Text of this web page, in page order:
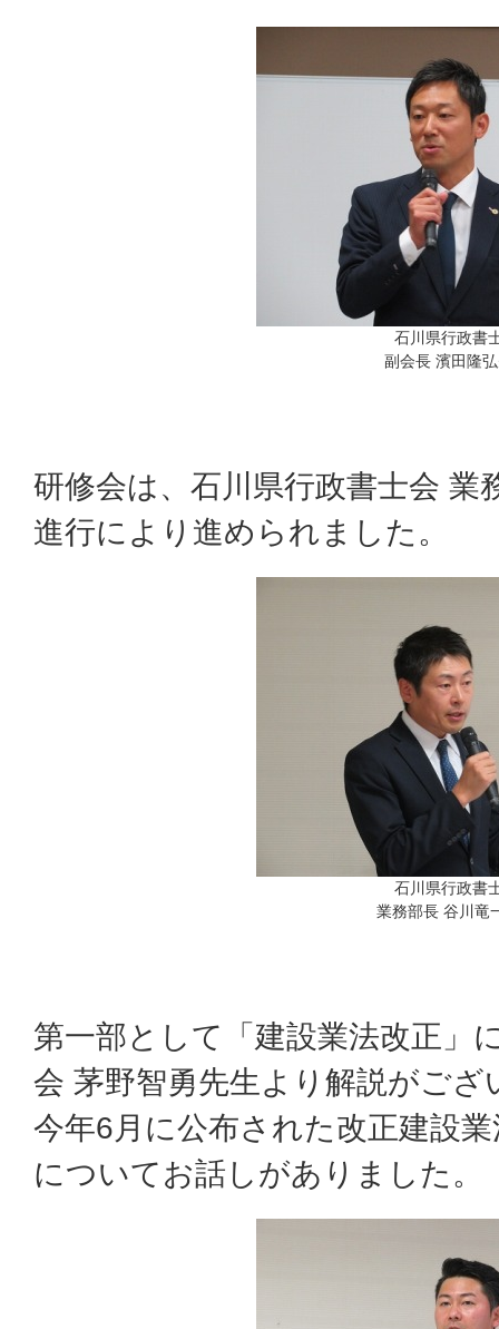
石川県行政書
副会長 濱田隆
研修会は、石川県行政書士会 業
進行により進められました。
石川県行政書
業務部長 谷川竜
第一部として「建設業法改正」
会 茅野智勇先生より解説がござ
今年6月に公布された改正建設
についてお話しがありました。